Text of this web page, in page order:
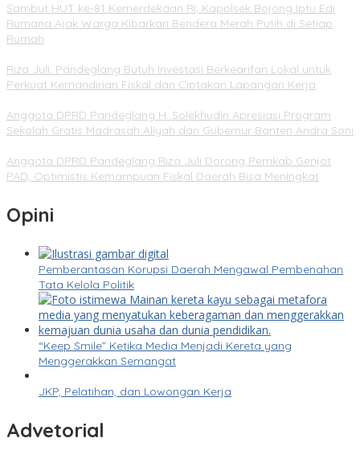
Sambut HUT ke-81 Kemerdekaan RI, Kapolsek Bojong Iptu Edi
Rumana Ajak Warga Kibarkan Bendera Merah Putih di Setiap
Rumah
Riza Juli: Pandeglang Butuh Investasi Berkearifan Lokal untuk
Perkuat Kemandirian Fiskal dan Ciptakan Lapangan Kerja
Anggota DPRD Pandeglang H. Solekhudin Apresiasi Program
Sekolah Gratis Madrasah Aliyah dari Gubernur Banten Andra Soni
Anggota DPRD Pandeglang Riza Juli Dorong Pemkab Genjot
PAD, Optimistis Kemampuan Fiskal Daerah Bisa Meningkat
Opini
Pemberantasan Korupsi Daerah Mengawal Pembenahan
Tata Kelola Politik
“Keep Smile” Ketika Media Menjadi Kereta yang
Menggerakkan Semangat
JKP, Pelatihan, dan Lowongan Kerja
Advetorial